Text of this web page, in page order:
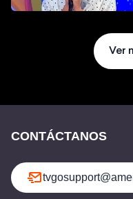
Ver
CONTÁCTANOS